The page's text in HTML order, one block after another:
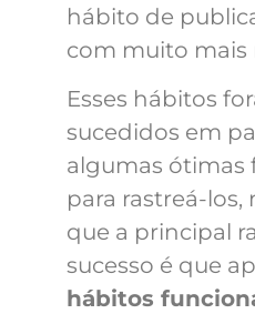
hábito de
com muito mais
Esses hábitos
sucedidos em
algumas ótimas
para rastreá-los,
que a principal
sucesso é que
hábitos